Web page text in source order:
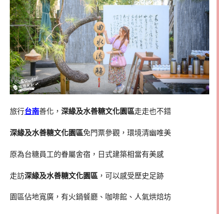
旅行台南善化， 深緣及水善糖文化園區走走也不錯
深緣及水善糖文化園區免門票參觀，環境清幽唯美
原為台糖員工的眷屬舍宿，日式建築相當有美感
走訪深緣及水善糖文化園區 ，可以感受歷史足跡
園區佔地寬廣，有火鍋餐廳、咖啡館、人氣烘焙坊